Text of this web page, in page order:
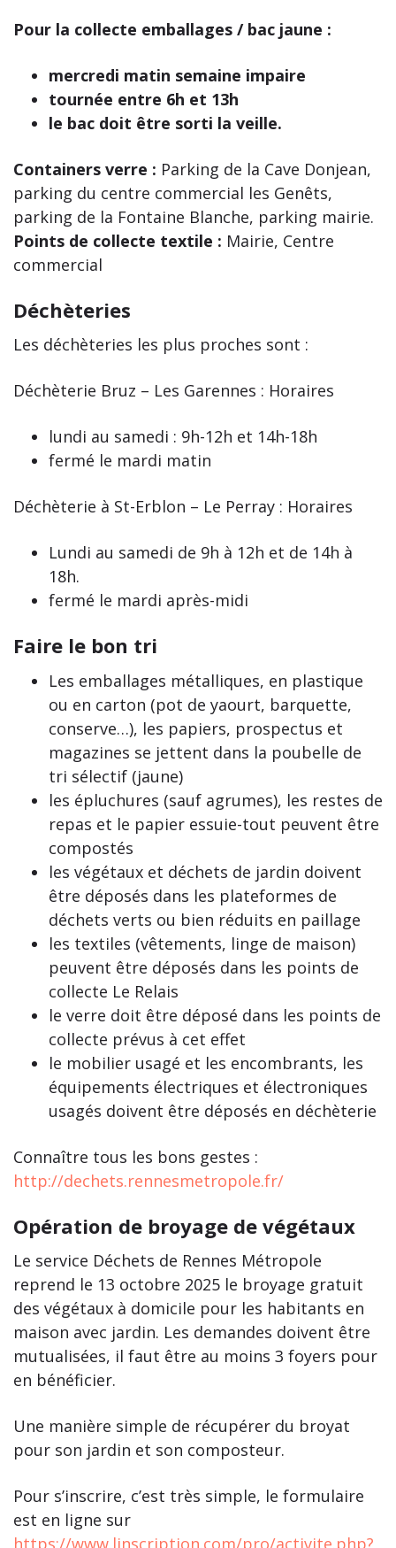
Pour la collecte emballages / bac jaune :
mercredi matin semaine impaire
tournée entre 6h et 13h
le bac doit être sorti la veille.
Containers verre : Parking de la Cave Donjean,
parking du centre commercial les Genêts,
parking de la Fontaine Blanche, parking mairie.
Points de collecte textile : Mairie, Centre
commercial
Déchèteries
Les déchèteries les plus proches sont :
Déchèterie Bruz – Les Garennes : Horaires
lundi au samedi : 9h-12h et 14h-18h
fermé le mardi matin
Déchèterie à St-Erblon – Le Perray : Horaires
Lundi au samedi de 9h à 12h et de 14h à
18h.
fermé le mardi après-midi
Faire le bon tri
Les emballages métalliques, en plastique
ou en carton (pot de yaourt, barquette,
conserve…), les papiers, prospectus et
magazines se jettent dans la poubelle de
tri sélectif (jaune)
les épluchures (sauf agrumes), les restes de
repas et le papier essuie-tout peuvent être
compostés
les végétaux et déchets de jardin doivent
être déposés dans les plateformes de
déchets verts ou bien réduits en paillage
les textiles (vêtements, linge de maison)
peuvent être déposés dans les points de
collecte Le Relais
le verre doit être déposé dans les points de
collecte prévus à cet effet
le mobilier usagé et les encombrants, les
équipements électriques et électroniques
usagés doivent être déposés en déchèterie
Connaître tous les bons gestes :
http://dechets.rennesmetropole.fr/
Opération de broyage de végétaux
Le service Déchets de Rennes Métropole
reprend le 13 octobre 2025 le broyage gratuit
des végétaux à domicile pour les habitants en
maison avec jardin. Les demandes doivent être
mutualisées, il faut être au moins 3 foyers pour
en bénéficier.
Une manière simple de récupérer du broyat
pour son jardin et son composteur.
Pour s’inscrire, c’est très simple, le formulaire
est en ligne sur
https://www.linscription.com/pro/activite.php?